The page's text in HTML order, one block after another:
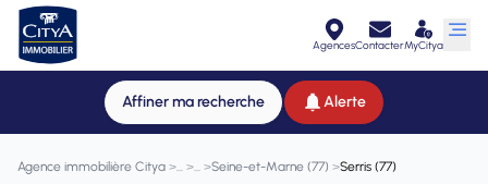
AgencesContacterMyCitya
Affiner ma recherche Alerte
Agence immobilière Citya > > >Seine-et-Marne (77) >Serris (77)